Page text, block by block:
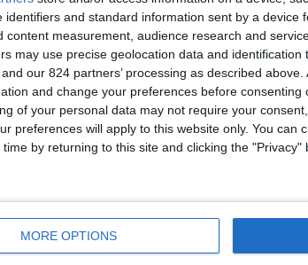
identifiers and standard information sent by a device
content measurement, audience research and
may use precise geolocation data and
our 824 partners’ processing as described
and change your preferences before consenting
of your personal data may not require your
preferences will apply to this website only. You can
by returning to this site and clicking the "Privacy"
MORE OPTIONS
Ranglijst op competities
Copa Libertadores Vrouwen
Bekijk volledige ranglijst
DONDERDAG VRIJDAG ZATERDAG